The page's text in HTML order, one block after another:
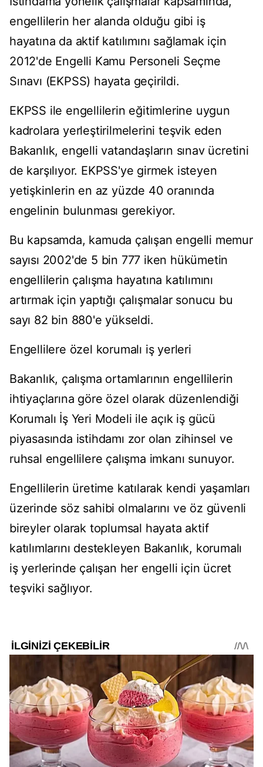
engellilerin her alanda olduğu gibi iş
hayatına da aktif katılımını sağlamak için
2012'de Engelli Kamu Personeli Seçme
Sınavı (EKPSS) hayata geçirildi.
EKPSS ile engellilerin eğitimlerine uygun
kadrolara yerleştirilmelerini teşvik eden
Bakanlık, engelli vatandaşların sınav ücretini
de karşılıyor. EKPSS'ye girmek isteyen
yetişkinlerin en az yüzde 40 oranında
engelinin bulunması gerekiyor.
Bu kapsamda, kamuda çalışan engelli memur
sayısı 2002'de 5 bin 777 iken hükümetin
engellilerin çalışma hayatına katılımını
artırmak için yaptığı çalışmalar sonucu bu
sayı 82 bin 880'e yükseldi.
Engellilere özel korumalı iş yerleri
Bakanlık, çalışma ortamlarının engellilerin
ihtiyaçlarına göre özel olarak düzenlendiği
Korumalı İş Yeri Modeli ile açık iş gücü
piyasasında istihdamı zor olan zihinsel ve
ruhsal engellilere çalışma imkanı sunuyor.
Engellilerin üretime katılarak kendi yaşamları
üzerinde söz sahibi olmalarını ve öz güvenli
bireyler olarak toplumsal hayata aktif
katılımlarını destekleyen Bakanlık, korumalı
iş yerlerinde çalışan her engelli için ücret
teşviki sağlıyor.